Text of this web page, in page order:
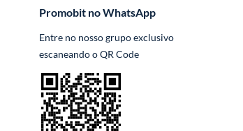
Promobit no WhatsApp
Entre no nosso grupo exclusivo
escaneando o QR Code